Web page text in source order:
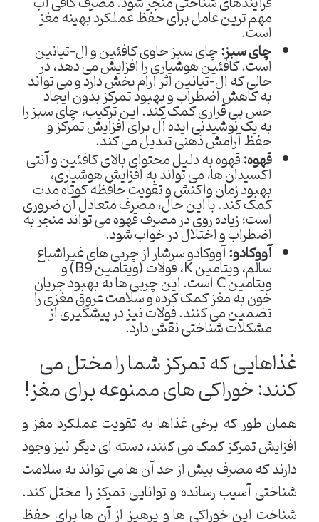
مهم ترین عامل برای حفظ عملکرد بهینه مغز
است.
چای سبز:چای سبز حاوی کافئین و ال-تیانین
است. کافئین هوشیاری را افزایش می دهد، در
حالی که ال-تیانین اثر آرام بخش دارد و می تواند
به کاهش اضطراب و بهبود تمرکز بدون ایجاد
حس بی قراری کمک کند. این ترکیب، چای سبز را
به یک نوشیدنی ایده آل برای افزایش تمرکز و
حفظ آرامش ذهنی تبدیل می کند.
قهوه:قهوه به دلیل محتوای بالای کافئین و آنتی
اکسیدان ها، می تواند به افزایش هوشیاری،
بهبود زمان واکنش و تقویت حافظه کوتاه مدت
کمک کند. با این حال، مصرف متعادل آن ضروری
است؛ زیاده روی در مصرف قهوه می تواند منجر به
اضطراب و اختلال در خواب شود.
آووکادو:آووکادو سرشار از چربی های غیراشباع
سالم، ویتامین K، فولات (ویتامین B9) و
ویتامین C است. این چربی ها به بهبود جریان
خون به مغز کمک کرده و سلامت عروق مغزی را
تضمین می کنند. فولات نیز در پیشگیری از
مشکلات شناختی نقش دارد.
غذاهایی که تمرکز شما را مختل می
کنند: خوراکی های ممنوعه برای مغز!
همان طور که برخی غذاها به تقویت عملکرد مغز و
افزایش تمرکز کمک می کنند، دسته ای دیگر نیز وجود
دارند که مصرف بیش از حد آن ها می تواند به سلامت
شناختی آسیب رسانده و توانایی تمرکز را مختل کند.
شناخت این خوراکی ها و پرهیز از آن ها برای حفظ